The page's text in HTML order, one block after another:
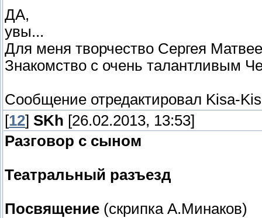
ДА,
увы...
Для меня творчество Сергея
Знакомство с очень талантливым
Сообщение отредактировал Kisa-
[12] SKh [26.02.2013, 13:53]
Разговор с сыном
Театральный разъезд
Посвящение (скрипка А.Минаков)